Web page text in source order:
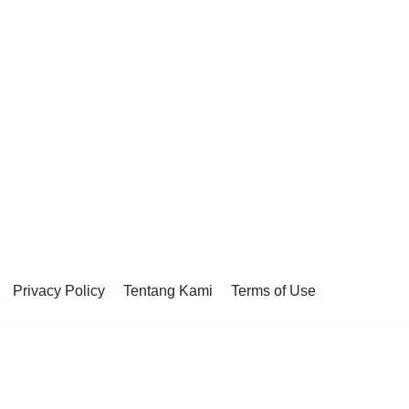
Privacy Policy Tentang Kami Terms of Use